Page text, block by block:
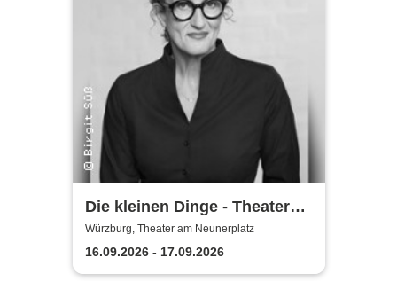
Die kleinen Dinge - Theater
am Neunerplatz
Würzburg, Theater am Neunerplatz
16.09.2026 - 17.09.2026